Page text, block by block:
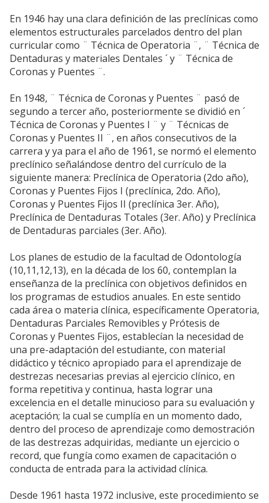
En 1946 hay una clara definición de las preclínicas como
elementos estructurales parcelados dentro del plan
curricular como ¨ Técnica de Operatoria ¨, ¨ Técnica de
Dentaduras y materiales Dentales ´ y ¨ Técnica de
Coronas y Puentes ¨.
En 1948, ¨ Técnica de Coronas y Puentes ¨ pasó de
segundo a tercer año, posteriormente se dividió en ´
Técnica de Coronas y Puentes I ¨ y ¨ Técnicas de
Coronas y Puentes II ¨, en años consecutivos de la
carrera y ya para el año de 1961, se normó el elemento
preclínico señalándose dentro del currículo de la
siguiente manera: Preclínica de Operatoria (2do año),
Coronas y Puentes Fijos I (preclínica, 2do. Año),
Coronas y Puentes Fijos II (preclínica 3er. Año),
Preclínica de Dentaduras Totales (3er. Año) y Preclínica
de Dentaduras parciales (3er. Año).
Los planes de estudio de la facultad de Odontología
(10,11,12,13), en la década de los 60, contemplan la
enseñanza de la preclínica con objetivos definidos en
los programas de estudios anuales. En este sentido
cada área o materia clínica, específicamente Operatoria,
Dentaduras Parciales Removibles y Prótesis de
Coronas y Puentes Fijos, establecían la necesidad de
una pre-adaptación del estudiante, con material
didáctico y técnico apropiado para el aprendizaje de
destrezas necesarias previas al ejercicio clínico, en
forma repetitiva y continua, hasta lograr una
excelencia en el detalle minucioso para su evaluación y
aceptación; la cual se cumplía en un momento dado,
dentro del proceso de aprendizaje como demostración
de las destrezas adquiridas, mediante un ejercicio o
record, que fungía como examen de capacitación o
conducta de entrada para la actividad clínica.
Desde 1961 hasta 1972 inclusive, este procedimiento se